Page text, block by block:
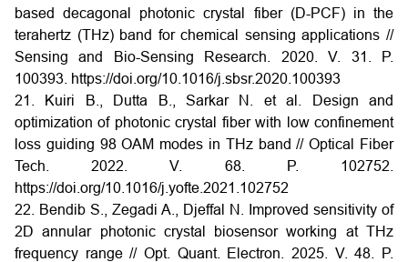
based decagonal photonic crystal fiber (D-PCF) in the
terahertz (THz) band for chemical sensing applications //
Sensing and Bio-Sensing Research. 2020. V. 31. P.
100393. https://doi.org/10.1016/j.sbsr.2020.100393
21. Kuiri B., Dutta B., Sarkar N. et al. Design and
optimization of photonic crystal fiber with low confinement
loss guiding 98 OAM modes in THz band // Optical Fiber
Tech. 2022. V. 68. P. 102752.
https://doi.org/10.1016/j.yofte.2021.102752
22. Bendib S., Zegadi A., Djeffal N. Improved sensitivity of
2D annular photonic crystal biosensor working at THz
frequency range // Opt. Quant. Electron. 2025. V. 48. P.